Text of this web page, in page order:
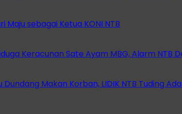
Maju sebagai Ketua KONI NTB
Keracunan Sate Ayam MBG, Alarm NTB
Makan Korban, LIDIK NTB Tuding